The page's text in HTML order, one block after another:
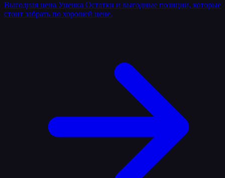
Выгодная цена Уценка Остатки и выгодные позиции, которые
стоит забрать по хорошей цене.